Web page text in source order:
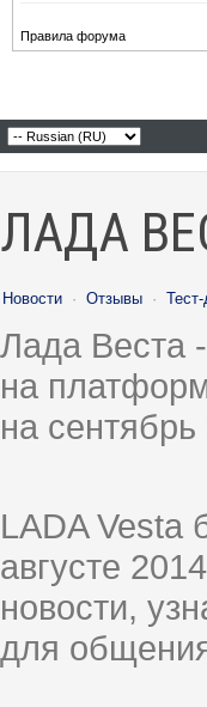
Правила форума
ЛАДА
Новости · Отзывы ·
Лада Веста
на
на
LADA Vesta
августе
новости,
для